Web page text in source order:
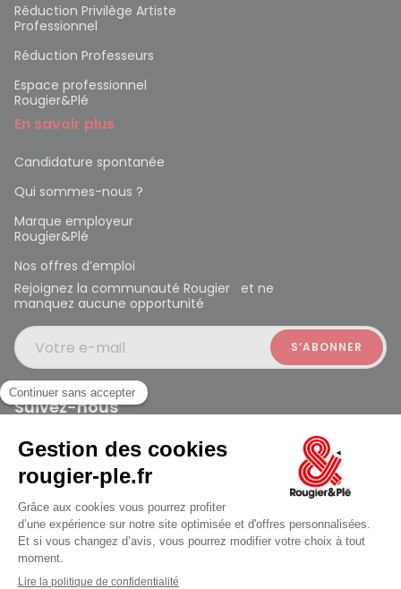
Réduction Privilège Artiste
Professionnel
Réduction Professeurs
Espace professionnel
Rougier&Plé
En savoir plus
Candidature spontanée
Qui sommes-nous ?
Marque employeur
Rougier&Plé
Nos offres d’emploi
Rejoignez la communauté Rougier et ne
manquez aucune opportunité
Votre e-mail
Suivez-nous
Rougier et Plé 2024 Copyright